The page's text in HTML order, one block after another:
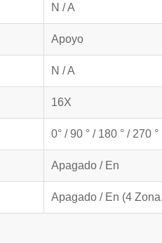
N / A
Apoyo
N / A
16X
0° / 90 ° / 180 ° / 270 °
Apagado / En
Apagado / En (4